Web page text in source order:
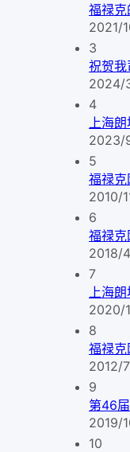
福禄
2021/
3
祝贺
2024/
4
上海
2023/
5
福禄
2010/
6
福禄
2018/
7
上海
2020/
8
福禄
2012/
9
第46
2019/
10